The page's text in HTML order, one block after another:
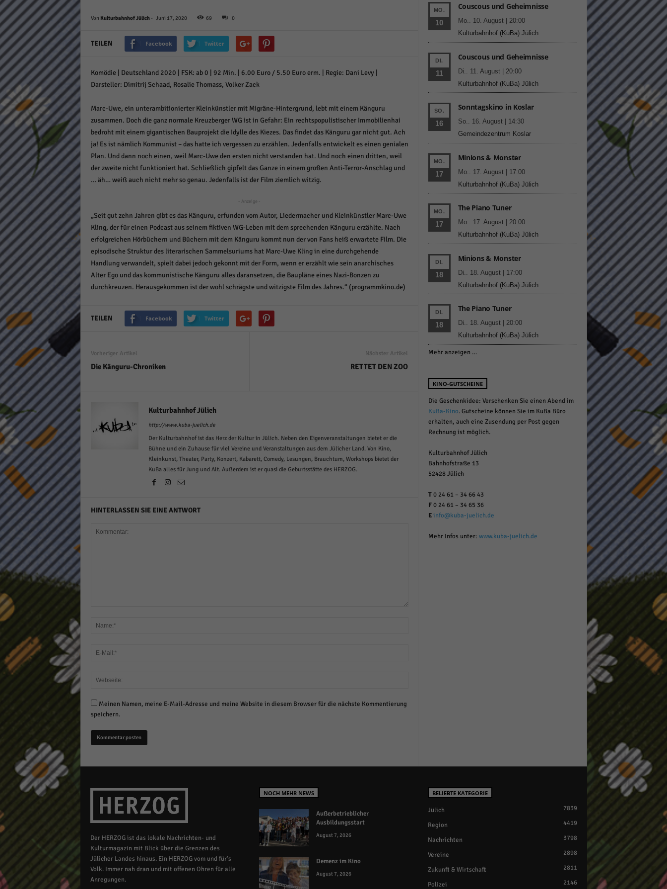
Von Kulturbahnhof Jülich- Juni 17, 2020 69 0
TEILEN Facebook Twitter
Komödie | Deutschland 2020 | FSK: ab 0 | 92 Min. | 6.00 Euro / 5.50 Euro erm. | Regie: Dani Levy |
Darsteller: Dimitrij Schaad, Rosalie Thomass, Volker Zack
Marc-Uwe, ein unterambitionierter Kleinkünstler mit Migräne-Hintergrund, lebt mit einem Känguru
zusammen. Doch die ganz normale Kreuzberger WG ist in Gefahr: Ein rechtspopulistischer Immobilienhai
bedroht mit einem gigantischen Bauprojekt die Idylle des Kiezes. Das findet das Känguru gar nicht gut. Ach
ja! Es ist nämlich Kommunist – das hatte ich vergessen zu erzählen. Jedenfalls entwickelt es einen genialen
Plan. Und dann noch einen, weil Marc-Uwe den ersten nicht verstanden hat. Und noch einen dritten, weil
der zweite nicht funktioniert hat. Schließlich gipfelt das Ganze in einem großen Anti-Terror-Anschlag und
… äh… weiß auch nicht mehr so genau. Jedenfalls ist der Film ziemlich witzig.
- Anzeige -
„Seit gut zehn Jahren gibt es das Känguru, erfunden vom Autor, Liedermacher und Kleinkünstler Marc-Uwe
Kling, der für einen Podcast aus seinem fiktiven WG-Leben mit dem sprechenden Känguru erzählte. Nach
erfolgreichen Hörbüchern und Büchern mit dem Känguru kommt nun der von Fans heiß erwartete Film. Die
episodische Struktur des literarischen Sammelsuriums hat Marc-Uwe Kling in eine durchgehende
Handlung verwandelt, spielt dabei jedoch gekonnt mit der Form, wenn er erzählt wie sein anarchisches
Alter Ego und das kommunistische Känguru alles daransetzen, die Baupläne eines Nazi-Bonzen zu
durchkreuzen. Herausgekommen ist der wohl schrägste und witzigste Film des Jahres.“ (programmkino.de)
TEILEN Facebook Twitter
Vorheriger Artikel
Die Känguru-Chroniken
Nächster Artikel
RETTET DEN ZOO
Kulturbahnhof Jülich
http://www.kuba-juelich.de
Der Kulturbahnhof ist das Herz der Kultur in Jülich. Neben den Eigenveranstaltungen bietet er die
Bühne und ein Zuhause für viel Vereine und Veranstaltungen aus dem Jülicher Land. Von Kino,
Kleinkunst, Theater, Party, Konzert, Kabarett, Comedy, Lesungen, Brauchtum, Workshops bietet der
KuBa alles für Jung und Alt. Außerdem ist er quasi die Geburtsstätte des HERZOG.
HINTERLASSEN SIE EINE ANTWORT
Meinen Namen, meine E-Mail-Adresse und meine Website in diesem Browser für die nächste Kommentierung
speichern.
MO.
10
Couscous und Geheimnisse
Mo.. 10. August | 20:00
Kulturbahnhof (KuBa) Jülich
DI.
11
Couscous und Geheimnisse
Di.. 11. August | 20:00
Kulturbahnhof (KuBa) Jülich
SO.
16
Sonntagskino in Koslar
So.. 16. August | 14:30
Gemeindezentrum Koslar
MO.
17
Minions & Monster
Mo.. 17. August | 17:00
Kulturbahnhof (KuBa) Jülich
MO.
17
The Piano Tuner
Mo.. 17. August | 20:00
Kulturbahnhof (KuBa) Jülich
DI.
18
Minions & Monster
Di.. 18. August | 17:00
Kulturbahnhof (KuBa) Jülich
DI.
18
The Piano Tuner
Di.. 18. August | 20:00
Kulturbahnhof (KuBa) Jülich
Mehr anzeigen …
KINO-GUTSCHEINE
Die Geschenkidee: Verschenken Sie einen Abend im
KuBa-Kino. Gutscheine können Sie im KuBa Büro
erhalten, auch eine Zusendung per Post gegen
Rechnung ist möglich.
Kulturbahnhof Jülich
Bahnhofstraße 13
52428 Jülich
T0 24 61 – 34 66 43
F0 24 61 – 34 65 36
E info@kuba-juelich.de
Mehr Infos unter: www.kuba-juelich.de
Der HERZOG ist das lokale Nachrichten- und
Kulturmagazin mit Blick über die Grenzen des
Jülicher Landes hinaus. Ein HERZOG vom und für's
Volk. Immer nah dran und mit offenen Ohren für alle
Anregungen.
NOCH MEHR NEWS
Außerbetrieblicher
Ausbildungsstart
August 7, 2026
Demenz im Kino
August 7, 2026
BELIEBTE KATEGORIE
Jülich 7839
Region 4419
Nachrichten 3798
Vereine 2898
Zukunft & Wirtschaft 2811
Polizei 2146
Essenziell (1)
Funktion der Website erforderlich.
Statistiken (1) Statistiken
Statistik Cookies erfassen Informationen anonym. Diese Informationen helfen uns zu verstehen,
Cookie-Informationen anzeigen
Marketing (1) Marketing
Marketing-Cookies werden von Drittanbietern oder Publishern verwendet, um personalisierte
Werbung anzuzeigen. Sie tun dies, indem sie Besucher über Websites hinweg verfolgen.
Cookie-Informationen anzeigen
Externe Medien
Inhalte von Videoplattformen und Social-Media-Plattformen werden standardmäßig blockiert.
Wenn Cookies von externen Medien akzeptiert werden, bedarf der Zugriff auf diese Inhalte
keiner manuellen Einwilligung mehr.
Cookie-Informationen anzeigen
powered by Borlabs Cookie Datenschutzerklärung Impressum